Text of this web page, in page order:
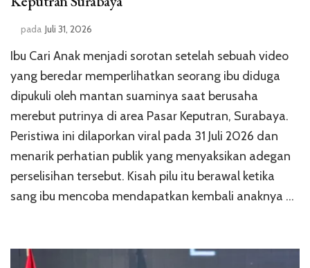
pada Juli 31, 2026
Ibu Cari Anak menjadi sorotan setelah sebuah video
yang beredar memperlihatkan seorang ibu diduga
dipukuli oleh mantan suaminya saat berusaha
merebut putrinya di area Pasar Keputran, Surabaya.
Peristiwa ini dilaporkan viral pada 31 Juli 2026 dan
menarik perhatian publik yang menyaksikan adegan
perselisihan tersebut. Kisah pilu itu berawal ketika
sang ibu mencoba mendapatkan kembali anaknya …